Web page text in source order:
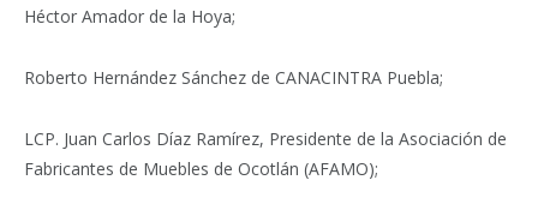
Héctor Amador de la Hoya;
Roberto Hernández Sánchez de CANACINTRA Puebla;
LCP. Juan Carlos Díaz Ramírez, Presidente de la Asociación de
Fabricantes de Muebles de Ocotlán (AFAMO);